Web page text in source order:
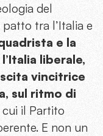
del
tra l’Italia e
e la
liberale,
vincitrice
sul ritmo di
cui il Partito
E non un